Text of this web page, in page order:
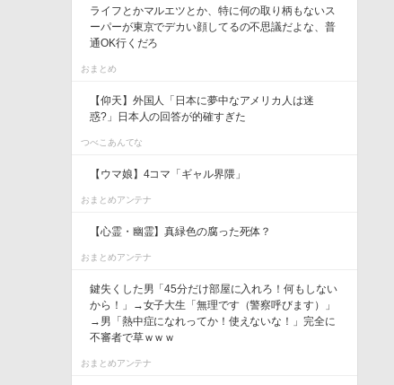
ライフとかマルエツとか、特に何の取り柄もないス
ーパーが東京でデカい顔してるの不思議だよな、普
通OK行くだろ
おまとめ
【仰天】外国人「日本に夢中なアメリカ人は迷
惑?」日本人の回答が的確すぎた
つべこあんてな
【ウマ娘】4コマ「ギャル界隈」
おまとめアンテナ
【心霊・幽霊】真緑色の腐った死体？
おまとめアンテナ
鍵失くした男「45分だけ部屋に入れろ！何もしない
から！」→女子大生「無理です（警察呼びます）」
→男「熱中症になれってか！使えないな！」完全に
不審者で草ｗｗｗ
おまとめアンテナ